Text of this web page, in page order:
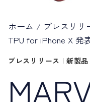
ホーム / プレスリリ
TPU for iPhone X 発
プレスリリース |新製品